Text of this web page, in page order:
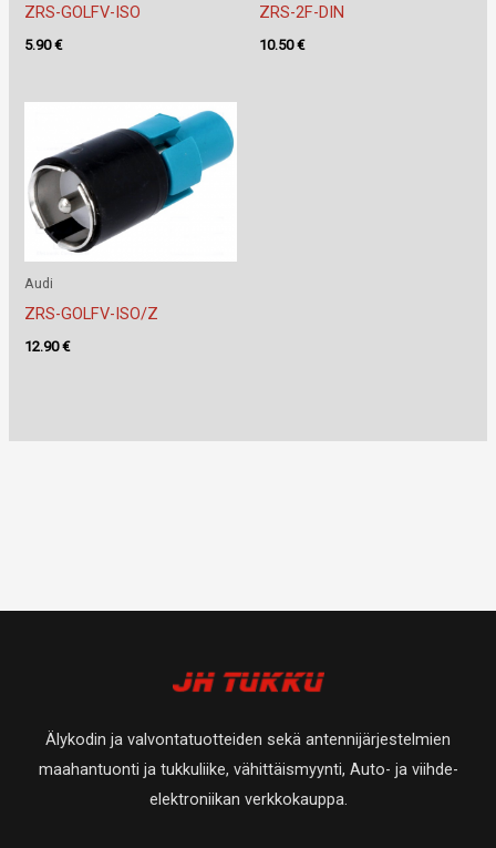
ZRS-GOLFV-ISO
5.90€
ZRS-2F-DIN
10.50€
Audi
ZRS-GOLFV-ISO/Z
12.90€
Älykodin ja valvontatuotteiden sekä antennijärjestelmien
maahantuonti ja tukkuliike, vähittäismyynti, Auto- ja viihde-
elektroniikan verkkokauppa.